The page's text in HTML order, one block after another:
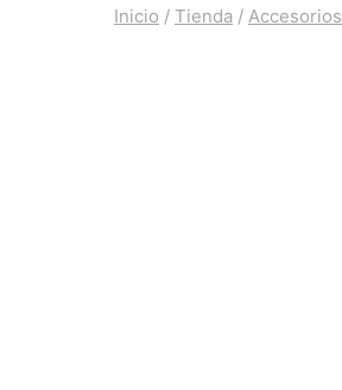
Inicio / Tienda / Accesorios